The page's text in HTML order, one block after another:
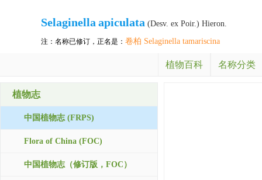
Selaginella apiculata (Desv. ex Poir.) Hieron.
注：名称已修订，正名是： 卷柏 Selaginella tamariscina
植物百科 名称分类
植物志
中国植物志 (FRPS)
Flora of China (FOC)
中国植物志（修订版，FOC）